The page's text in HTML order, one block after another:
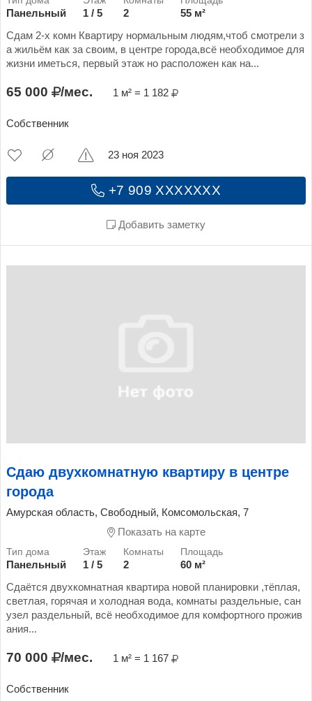
Панельный 1 / 5 2
55 м²
Сдам 2-х комн Квартиру нормальным людям,чтоб смотрели з
а жильём как за своим, в центре города,всё необходимое для
жизни иметься, первый этаж но расположен как на...
65 000 /мес. 1 м² = 1 182
Собственник
+7 909 XXXXXXX
Добавить заметку
23 ноя 2023
Сдаю двухкомнатную квартиру в центре
города
Амурская область, Свободный, Комсомольская, 7
Показать на карте
Панельный 1 / 5 2
60 м²
Сдаётся двухкомнатная квартира новой планировки ,тёплая,
светлая, горячая и холодная вода, комнаты раздельные, сан
узел раздельный, всё необходимое для комфортного прожив
ания...
70 000 /мес. 1 м² = 1 167
Собственник